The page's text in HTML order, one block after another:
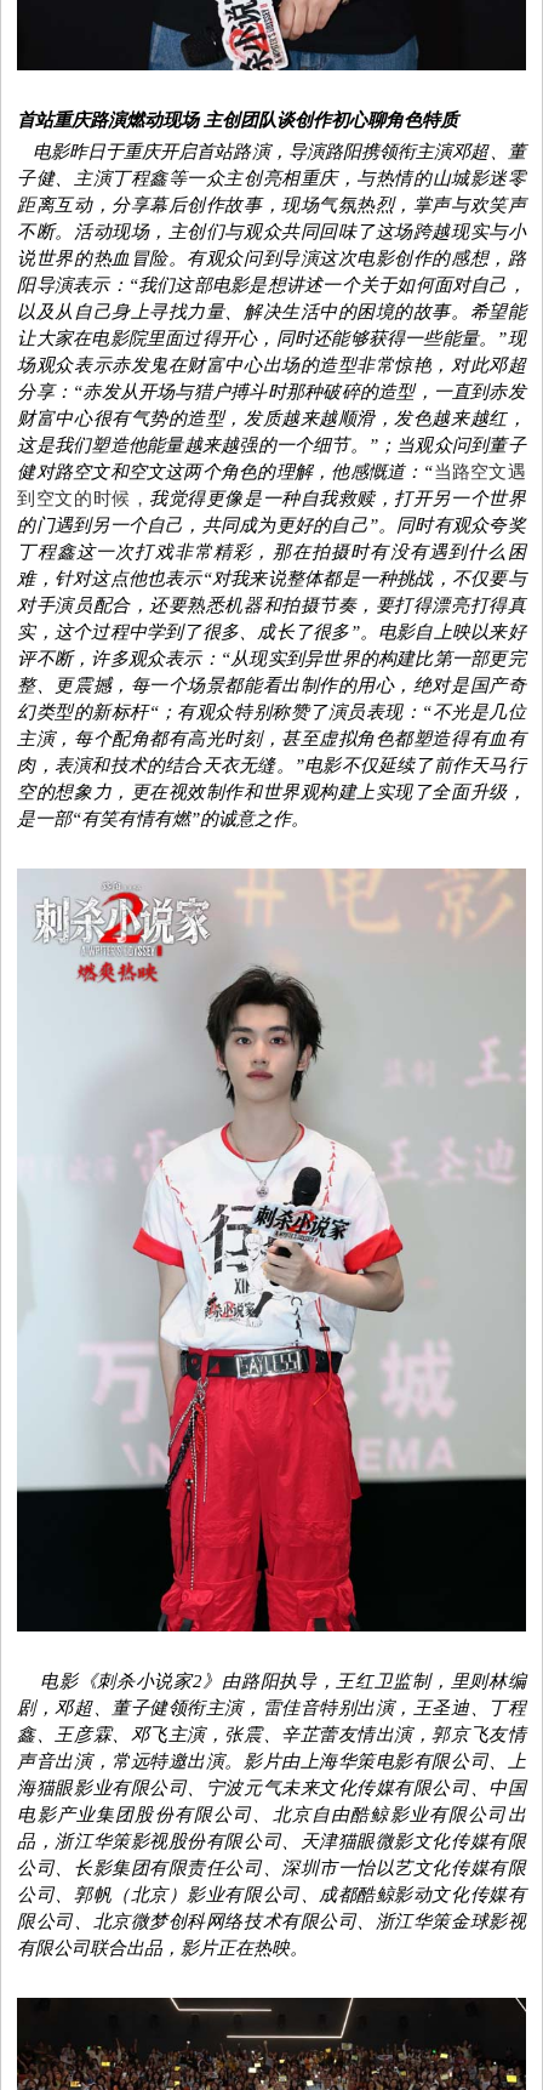
首站重庆路演燃动现场 主创团队谈创作初心聊角色特质
电影昨日于重庆开启首站路演，导演路阳携领衔主演邓超、董
子健、 主演丁程鑫等一众主创亮相重庆， 与热情的山城影迷零
距离互动，分享幕后创作故事，现场气氛热烈，掌声与欢笑声
不断。活动现场，主创们与观众共同回味了这场跨越现实与小
说世界的热血 冒险。 有观众问到导演这次电影创作的感想， 路
阳导演表示：“我们这部电影是想讲述一个关于如何面对自己，
以及从自己身上寻找力量、 解决生活中的困境的故事。 希望能
让大家在电影院里面过得开心， 同时还能够获得一些能量。”现
场观众表示赤发鬼在财富中心出场的造型非常惊艳，对此邓超
分享：“赤发从 开场与猎户搏斗时那种破碎的造型， 一直到赤发
财富中心很有气势的造型， 发质越来越顺滑，发色越来越红，
这是我们塑造他能量越来越强的一个细节。
”；当观众问到董子
健对路空文和空文这两个角色的理解，他感慨道：“当路空文遇
到空文的时候， 我觉得更像是一种自我救赎， 打开另一个世界
的门遇到另一个自己 ，共同成为更好的自己”。同时有观众夸奖
丁程鑫这一次打戏非常精彩，那在拍摄时有没有遇到什么困
难，针对这点他也表示“对我来说整体都是一种挑战，不仅要与
对手演员配合，还要熟悉机器和拍摄节奏，要打得漂亮打得真
实，这个过程中学到了很多、成长了很多”。电影自上映以来好
评不断， 许多观众表示： “从现实到异世界的构建比第一部更完
整、更震撼，每一个场景都能看出制作的用心，绝对是国产奇
幻类型的新标杆“； 有观众特别称赞了演员表现：“不光是几位
主演，每个配角都有高光时刻，甚至虚拟角色都塑造得有血有
肉，表演和技术的结合天衣无缝。”电影不仅延续了前作天马行
空的想象力，更在视效制作和世界观构建上实现了全面升级，
是一部“有笑有情有燃”的诚意之作。
电影《刺杀小说家2》由路阳执导，王红卫监制，里则林编
剧，邓超、董子健领衔主演，雷佳音特别出演，王圣迪、丁程
鑫、王彦霖、邓飞主演，张震、辛芷蕾友情出演，郭京飞友情
声音出演，常远特邀出演。影片由上海华策电影有限公司
上
海猫眼影业有限公司
宁波元气未来文化传媒有限公司
中国
电影产业集团股份有限公司
北京自由酷鲸影业有限公司出
品， 浙江华策影视股份有限公司
天津猫眼微影文化传媒有限
公司
长影集团有限责任公司
深圳市一怡以艺文化传媒有限
公司 、郭帆（北京）影业有限公司
成都酷鲸影动文化传媒有
限公司
北京微梦创科网络技术有限公司
浙江华策金球影视
有限公司联合出品， 影片正在热映。